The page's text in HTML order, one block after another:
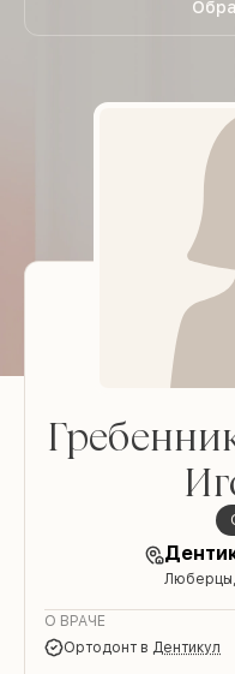
О ВРАЧЕ
Ортодонт в Дентикул